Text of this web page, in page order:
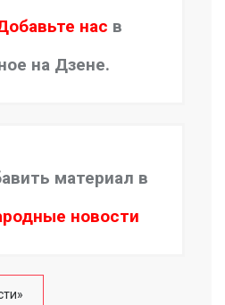
нас в
на Дзене.
материал в
новости